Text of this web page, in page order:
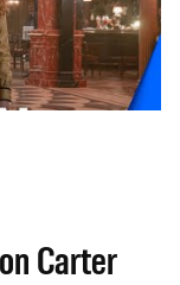
Carter